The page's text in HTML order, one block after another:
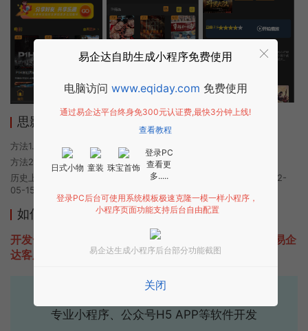
思影影视小程序使用方法
方法1. 使用微信扫描本页面上方二维码进入思影影视的小程序
方法2. 在微信中搜索“思影影视”即可进入小程序
历史上的今时小程序由思影影视团队开发，易企达小程序商店于2022-
05-15 08:37发布
如何开发类似思影影视的小程序
开发一款类似思影影视的小程序不难，只需要咨询本站易企
达客服即可为您定制开发，免费提供报价。
专业小程序、公众号H5 APP等软件开发
易企达自助生成小程序免费使用
电脑访问 www.eqiday.com 免费使用
通过易企达平台终身免300元认证费,最快3分钟上线!
查看教程
日式小物 童装 珠宝首饰
登录PC
查看更
多.....
登录PC后台可使用系统模板极速克隆一模一样小程序，
小程序页面功能支持后台自由配置
易企达生成小程序后台部分功能截图
关闭